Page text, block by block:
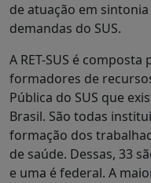
de atuação em
demandas do SUS.
A RET-SUS é
formadores de
Pública do SUS que
Brasil. São todas
formação dos
de saúde. Dessas, 33
e uma é federal. A